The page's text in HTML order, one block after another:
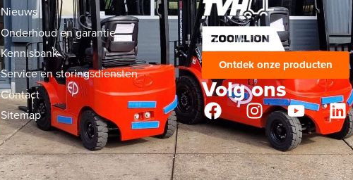
Nieuws
Onderhoud en garantie
Kennisbank
Service en storingsdiensten
Contact
Sitemap
Ontdek onze producten
Volg ons